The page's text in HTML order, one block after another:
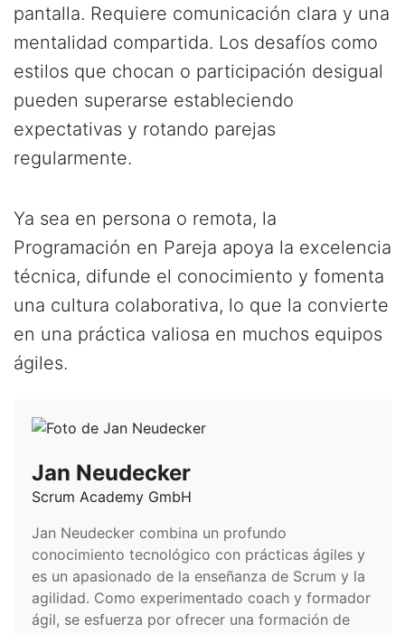
pantalla. Requiere comunicación clara y una
mentalidad compartida. Los desafíos como
estilos que chocan o participación desigual
pueden superarse estableciendo
expectativas y rotando parejas
regularmente.
Ya sea en persona o remota, la
Programación en Pareja apoya la excelencia
técnica, difunde el conocimiento y fomenta
una cultura colaborativa, lo que la convierte
en una práctica valiosa en muchos equipos
ágiles.
Jan Neudecker
Scrum Academy GmbH
Jan Neudecker combina un profundo
conocimiento tecnológico con prácticas ágiles y
es un apasionado de la enseñanza de Scrum y la
agilidad. Como experimentado coach y formador
ágil, se esfuerza por ofrecer una formación de